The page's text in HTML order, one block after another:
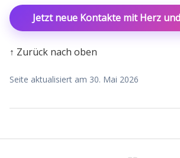
Jetzt neue Kontakte mit Herz
↑ Zurück nach oben
Seite aktualisiert am 30. Mai 2026